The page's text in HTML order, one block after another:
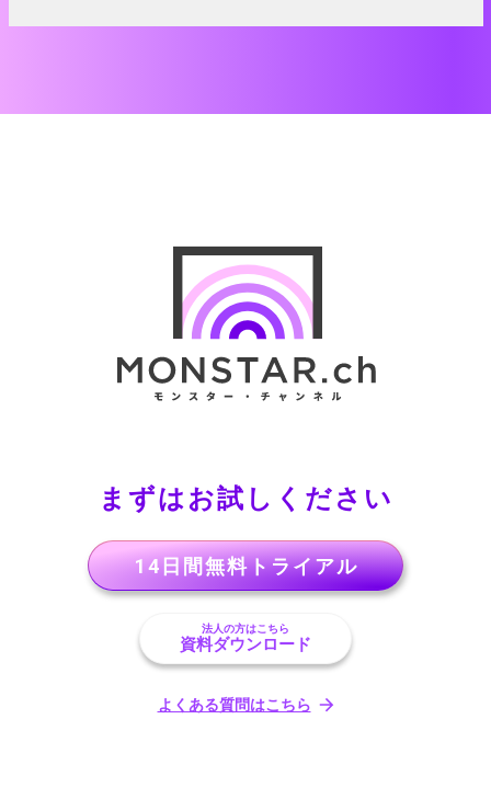
まずはお試しください
14日間無料トライアル
法人の方はこちら
資料ダウンロード
よくある質問はこちら